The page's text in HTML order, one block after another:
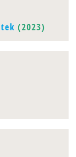
(2023)